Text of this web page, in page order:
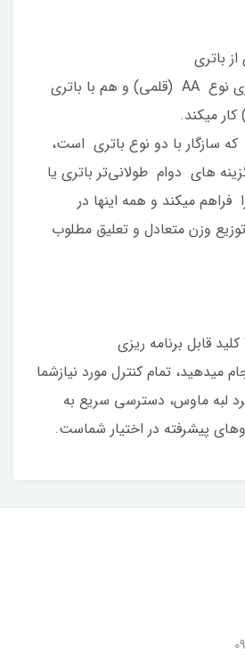
باتری
این ماوس هم با باتری نوع AA (قلمی) و هم با باتری
سازگار با دو نوع باتری است،
های دوام طولانی‌تر باتری یا
میکند و همه اینها در
وزن متعادل و تعلیق مطلوب
میدهید، تمام کنترل مورد نیازشما
فرد لبه ماوس، دسترسی سریع به
پیشرفته در اختیار شماست.